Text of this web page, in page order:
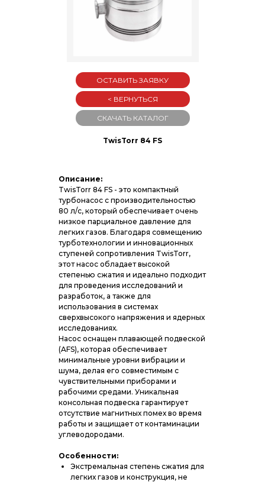
Описание:
TwisTorr 84 FS - это компактный
турбонасос с производительностью
80 л/с, который обеспечивает очень
низкое парциальное давление для
легких газов. Благодаря совмещению
турботехнологии и инновационных
ступеней сопротивления TwisTorr,
этот насос обладает высокой
степенью сжатия и идеально подходит
для проведения исследований и
разработок, а также для
использования в системах
сверхвысокого напряжения и ядерных
исследованиях.
Насос оснащен плавающей подвеской
(AFS), которая обеспечивает
минимальные уровни вибрации и
шума, делая его совместимым с
чувствительными приборами и
рабочими средами. Уникальная
консольная подвеска гарантирует
отсутствие магнитных помех во время
работы и защищает от контаминации
углеводородами.
Особенности:
Экстремальная степень сжатия для
легких газов и конструкция, не
TwisTorr 84 FS
< ВЕРНУТЬСЯ
ОСТАВИТЬ ЗАЯВКУ
СКАЧАТЬ КАТАЛОГ